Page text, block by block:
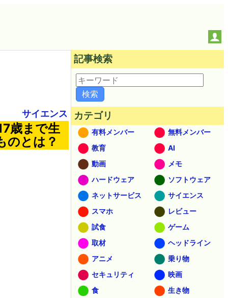
サイエンス
歳まで生
のとは？
記事検索
カテゴリ
有料メンバー
無料メンバー
教育
AI
動画
メモ
ハードウェア
ソフトウェア
ネットサービス
サイエンス
スマホ
レビュー
試食
ゲーム
取材
ヘッドライン
アニメ
乗り物
セキュリティ
映画
食
生き物